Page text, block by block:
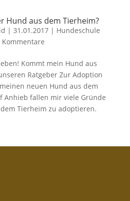
Hund aus dem Tierheim?
| 31.01.2017| Hundeschule
Kommentare
Kommt mein Hund aus
Ratgeber Zur Adoption
neuen Hund aus dem
fallen mir viele Gründe
Tierheim zu adoptieren.